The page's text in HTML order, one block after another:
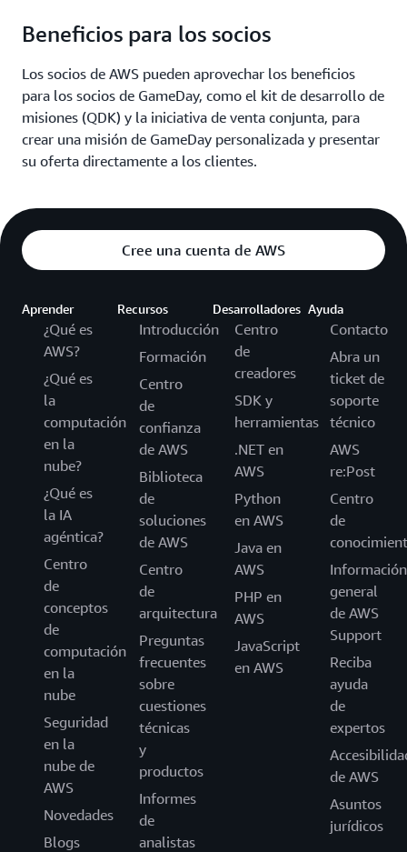
tengamos visibilidad del rendimiento de nuestras
aplicaciones y de que podamos reaccionar ante
eventos como la caída de las donaciones de
zanahorias o la reducción del rendimiento del sitio
web.
Servicios de AWS relevantes:
Amazon CloudWatch,AWS Lambda,AWS X-Ray,
Amazon Relational Database Service (Amazon RDS)
AWS Secrets Manager ,Amazon DynamoDB
Elastic Load Balancing (ELB)
Beneficios para los socios
Los socios de AWS pueden aprovechar los beneficios
para los socios de GameDay, como el kit de desarrollo de
misiones (QDK) y la iniciativa de venta conjunta, para
crear una misión de GameDay personalizada y presentar
su oferta directamente a los clientes.
Cree una cuenta de AWS
Aprender
¿Qué es
AWS?
¿Qué es
la
computación
en la
nube?
¿Qué es
la IA
agéntica?
Centro
de
conceptos
de
computación
en la
nube
Seguridad
en la
nube de
AWS
Novedades
Blogs
Recursos
Introducción
Formación
Centro
de
confianza
de AWS
Biblioteca
de
soluciones
de AWS
Centro
de
arquitectura
Preguntas
frecuentes
sobre
cuestiones
técnicas
y
productos
Informes
de
analistas
Desarrolladores
Centro
de
creadores
SDK y
herramientas
.NET en
AWS
Python
en AWS
Java en
AWS
PHP en
AWS
JavaScript
en AWS
Ayuda
Contacto
Abra un
ticket de
soporte
técnico
AWS
re:Post
Centro
de
Información
general
de AWS
Support
Reciba
ayuda
de
expertos
de AWS
Asuntos
jurídicos